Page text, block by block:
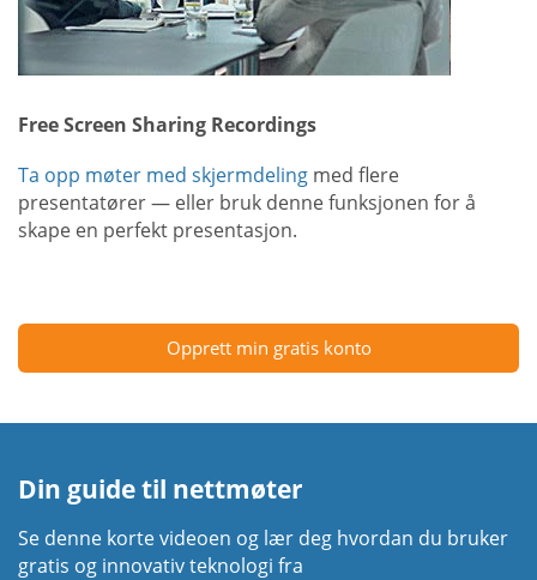
Free Screen Sharing Recordings
Ta opp møter med skjermdeling med flere
presentatører — eller bruk denne funksjonen for å
skape en perfekt presentasjon.
Opprett min gratis konto
Din guide til nettmøter
Se denne korte videoen og lær deg hvordan du bruker
gratis og innovativ teknologi fra